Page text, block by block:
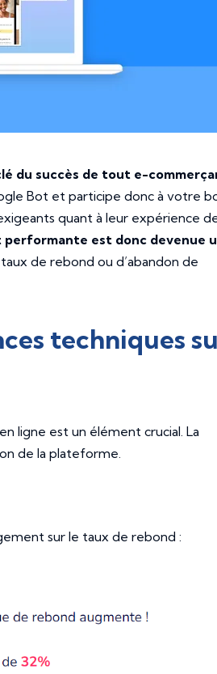
du succès de tout e-
Bot et participe donc à votre
quant à leur expérience
est donc devenue
de rebond ou d’abandon de
techniques
ligne est un élément crucial. La
de la plateforme.
sur le taux de rebond :